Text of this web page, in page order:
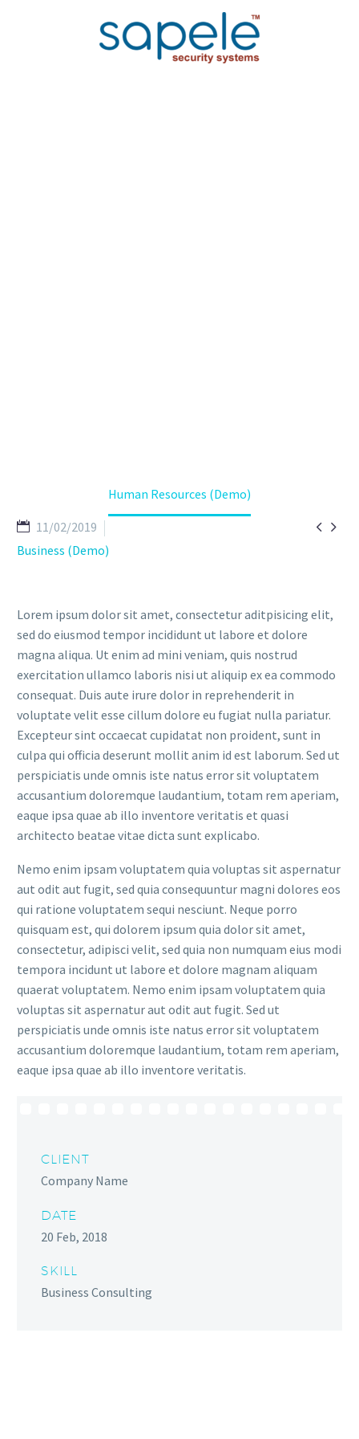
Human Resources (Demo)
 
11/02/2019
Business (Demo)
Lorem ipsum dolor sit amet, consectetur aditpisicing elit,
sed do eiusmod tempor incididunt ut labore et dolore
magna aliqua. Ut enim ad mini veniam, quis nostrud
exercitation ullamco laboris nisi ut aliquip ex ea commodo
consequat. Duis aute irure dolor in reprehenderit in
voluptate velit esse cillum dolore eu fugiat nulla pariatur.
Excepteur sint occaecat cupidatat non proident, sunt in
culpa qui officia deserunt mollit anim id est laborum. Sed ut
perspiciatis unde omnis iste natus error sit voluptatem
accusantium doloremque laudantium, totam rem aperiam,
eaque ipsa quae ab illo inventore veritatis et quasi
architecto beatae vitae dicta sunt explicabo.
Nemo enim ipsam voluptatem quia voluptas sit aspernatur
aut odit aut fugit, sed quia consequuntur magni dolores eos
qui ratione voluptatem sequi nesciunt. Neque porro
quisquam est, qui dolorem ipsum quia dolor sit amet,
consectetur, adipisci velit, sed quia non numquam eius modi
tempora incidunt ut labore et dolore magnam aliquam
quaerat voluptatem. Nemo enim ipsam voluptatem quia
voluptas sit aspernatur aut odit aut fugit. Sed ut
perspiciatis unde omnis iste natus error sit voluptatem
accusantium doloremque laudantium, totam rem aperiam,
eaque ipsa quae ab illo inventore veritatis.
CLIENT
Company Name
DATE
20 Feb, 2018
SKILL
Business Consulting